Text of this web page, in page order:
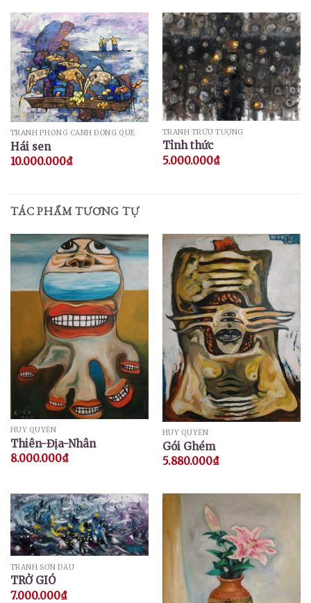
TRANH PHONG CẢNH ĐỒNG QUÊ
Hái sen
10.000.000₫
TRANH TRỪU TƯỢNG
Tỉnh thức
5.000.000₫
TÁC PHẨM TƯƠNG TỰ
HUY QUYỂN
Thiên-Địa-Nhân
8.000.000₫
HUY QUYỂN
Gói Ghém
5.880.000₫
TRANH SƠN DẦU
TRỞ GIÓ
7.000.000₫